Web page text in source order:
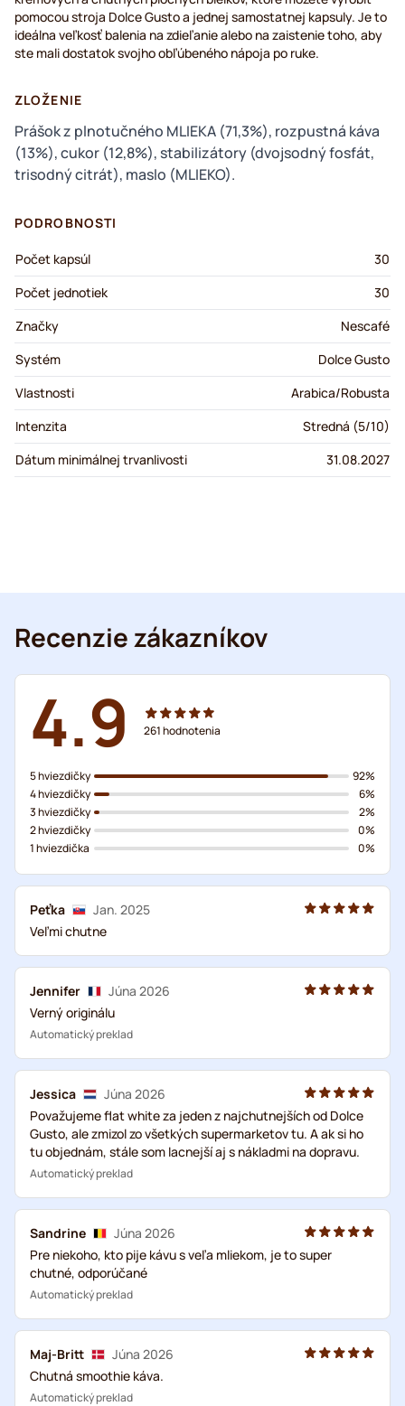
pomocou stroja Dolce Gusto a jednej samostatnej kapsuly. Je to
ideálna veľkosť balenia na zdieľanie alebo na zaistenie toho, aby
ste mali dostatok svojho obľúbeného nápoja po ruke.
ZLOŽENIE
Prášok z plnotučného MLIEKA (71,3%), rozpustná káva
(13%), cukor (12,8%), stabilizátory (dvojsodný fosfát,
trisodný citrát), maslo (MLIEKO).
PODROBNOSTI
Počet kapsúl
30
Počet jednotiek
30
Značky
Nescafé
Systém
Dolce Gusto
Vlastnosti
Arabica/Robusta
Intenzita
Stredná (5/10)
Dátum minimálnej trvanlivosti
31.08.2027
Recenzie zákazníkov
4.9 261hodnotenia
5 hviezdičky
4 hviezdičky
3 hviezdičky
2 hviezdičky
1 hviezdička
92%
6%
2%
0%
0%
Peťka
Jan. 2025
Veľmi chutne
Jennifer
Júna 2026
Verný originálu
Automatický preklad
Jessica
Júna 2026
Považujeme flat white za jeden z najchutnejších od Dolce
Gusto, ale zmizol zo všetkých supermarketov tu. A ak si ho
tu objednám, stále som lacnejší aj s nákladmi na dopravu.
Automatický preklad
Sandrine
Júna 2026
Pre niekoho, kto pije kávu s veľa mliekom, je to super
chutné, odporúčané
Automatický preklad
Maj-Britt
Júna 2026
Chutná smoothie káva.
Automatický preklad